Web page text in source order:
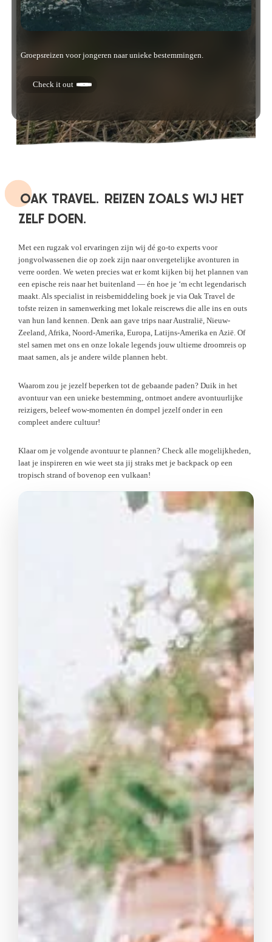
Groepsreizen voor jongeren naar unieke bestemmingen.
Check it out
OAK TRAVEL. REIZEN ZOALS WIJ HET
ZELF DOEN.
Met een rugzak vol ervaringen zijn wij dé go-to experts voor
jongvolwassenen die op zoek zijn naar onvergetelijke avonturen in
verre oorden. We weten precies wat er komt kijken bij het plannen van
een epische reis naar het buitenland — én hoe je ‘m echt legendarisch
maakt. Als specialist in reisbemiddeling boek je via Oak Travel de
tofste reizen in samenwerking met lokale reiscrews die alle ins en outs
van hun land kennen. Denk aan gave trips naar Australië, Nieuw-
Zeeland, Afrika, Noord-Amerika, Europa, Latijns-Amerika en Azië. Of
stel samen met ons en onze lokale legends jouw ultieme droomreis op
maat samen, als je andere wilde plannen hebt.
Waarom zou je jezelf beperken tot de gebaande paden? Duik in het
avontuur van een unieke bestemming, ontmoet andere avontuurlijke
reizigers, beleef wow-momenten én dompel jezelf onder in een
compleet andere cultuur!
Klaar om je volgende avontuur te plannen? Check alle mogelijkheden,
laat je inspireren en wie weet sta jij straks met je backpack op een
tropisch strand of bovenop een vulkaan!